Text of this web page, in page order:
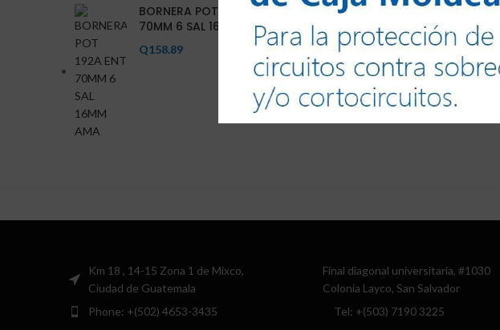
Todos los
BORNERA POT 192A ENT
70MM 6 SAL 16MM AMA
Q158.89
Km 18 , 14-15 Zona 1 de Mixco,
Ciudad de Guatemala
Phone: +(502) 4653-3435
Final diagonal universitaria, #1030
Colonia Layco, San Salvador
Tel: +(503) 7190 3225